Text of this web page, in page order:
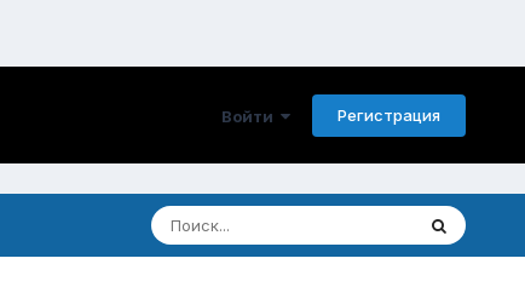
Войти Регистрация